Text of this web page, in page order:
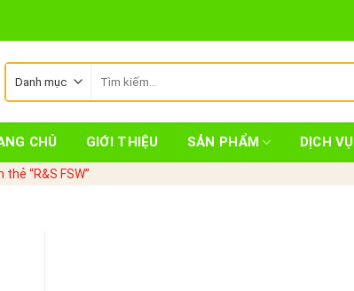
kiếm:
CHỦ GIỚI THIỆU SẢN PHẨM DỊCH VỤ
“R&S FSW”